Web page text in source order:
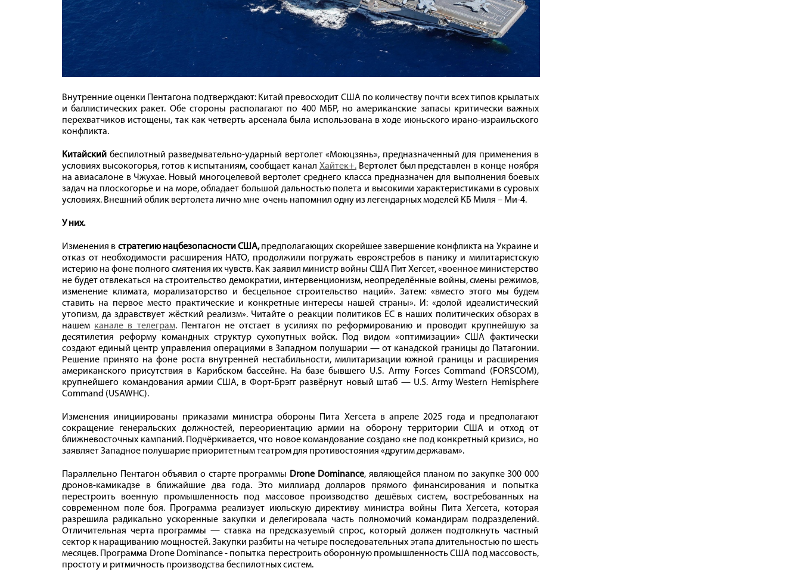
Внутренние оценки Пентагона подтверждают: Китай превосходит США по количеству почти всех типов крылатых
и баллистических ракет. Обе стороны располагают по 400 МБР, но американские запасы критически важных
перехватчиков истощены, так как четверть арсенала была использована в ходе июньского ирано-израильского
конфликта.
Китайский беспилотный разведывательно-ударный вертолет «Моюцзянь», предназначенный для применения в
условиях высокогорья, готов к испытаниям, сообщает канал Хайтек+.Вертолет был представлен в конце ноября
на авиасалоне в Чжухае. Новый многоцелевой вертолет среднего класса предназначен для выполнения боевых
задач на плоскогорье и на море, обладает большой дальностью полета и высокими характеристиками в суровых
условиях. Внешний облик вертолета лично мне очень напомнил одну из легендарных моделей КБ Миля – Ми-4.
У них.
Изменения в стратегию нацбезопасности США,предполагающих скорейшее завершение конфликта на Украине и
отказ от необходимости расширения НАТО, продолжили погружать евроястребов в панику и милитаристскую
истерию на фоне полного смятения их чувств. Как заявил министр войны США Пит Хегсет, «военное министерство
не будет отвлекаться на строительство демократии, интервенционизм, неопределённые войны, смены режимов,
изменение климата, морализаторство и бесцельное строительство наций». Затем: «вместо этого мы будем
ставить на первое место практические и конкретные интересы нашей страны». И: «долой идеалистический
утопизм, да здравствует жёсткий реализм». Читайте о реакции политиков ЕС в наших политических обзорах в
нашем канале в телеграм. Пентагон не отстает в усилиях по реформированию и проводит крупнейшую за
десятилетия реформу командных структур сухопутных войск. Под видом «оптимизации» США фактически
создают единый центр управления операциями в Западном полушарии — от канадской границы до Патагонии.
Решение принято на фоне роста внутренней нестабильности, милитаризации южной границы и расширения
американского присутствия в Карибском бассейне. На базе бывшего U.S. Army Forces Command (FORSCOM),
крупнейшего командования армии США, в Форт-Брэгг развёрнут новый штаб — U.S. Army Western Hemisphere
Command (USAWHC).
Изменения инициированы приказами министра обороны Пита Хегсета в апреле 2025 года и предполагают
сокращение генеральских должностей, переориентацию армии на оборону территории США и отход от
ближневосточных кампаний. Подчёркивается, что новое командование создано «не под конкретный кризис», но
заявляет Западное полушарие приоритетным театром для противостояния «другим державам».
Параллельно Пентагон объявил о старте программы Drone Dominance, являющейся планом по закупке 300 000
дронов-камикадзе в ближайшие два года. Это миллиард долларов прямого финансирования и попытка
перестроить военную промышленность под массовое производство дешёвых систем, востребованных на
современном поле боя. Программа реализует июльскую директиву министра войны Пита Хегсета, которая
разрешила радикально ускоренные закупки и делегировала часть полномочий командирам подразделений.
Отличительная черта программы — ставка на предсказуемый спрос, который должен подтолкнуть частный
сектор к наращиванию мощностей. Закупки разбиты на четыре последовательных этапа длительностью по шесть
месяцев. Программа Drone Dominance - попытка перестроить оборонную промышленность США под массовость,
простоту и ритмичность производства беспилотных систем.